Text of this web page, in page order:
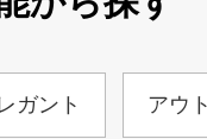
ガント アウ